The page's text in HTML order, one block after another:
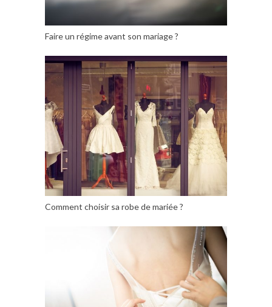
Faire un régime avant son mariage ?
Comment choisir sa robe de mariée ?